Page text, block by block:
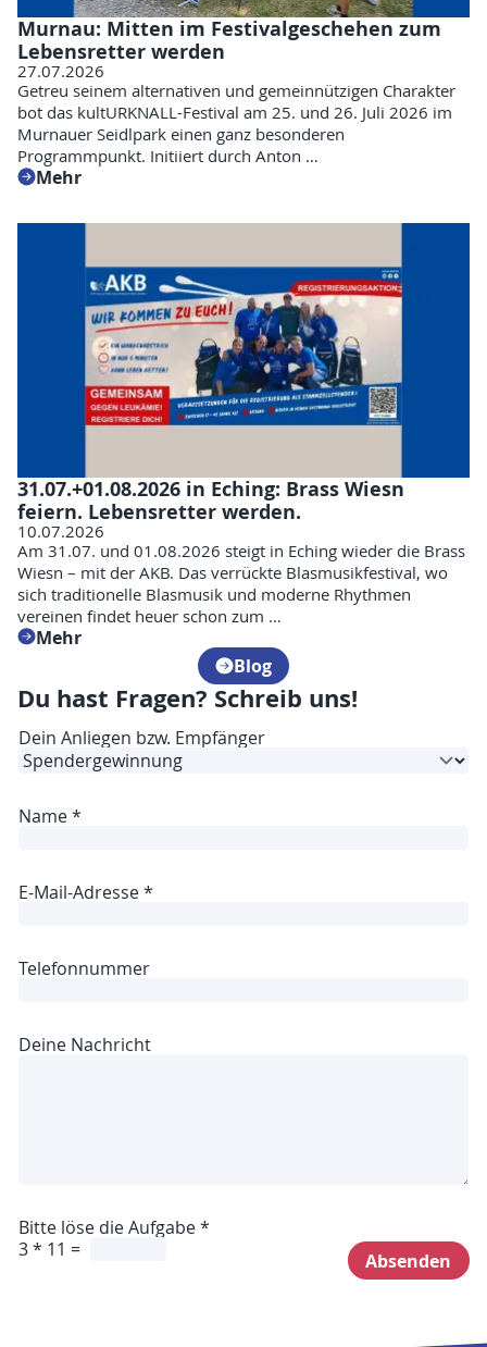
Murnau: Mitten im Festivalgeschehen zum
Lebensretter werden
27.07.2026
Getreu seinem alternativen und gemeinnützigen Charakter
bot das kultURKNALL-Festival am 25. und 26. Juli 2026 im
Murnauer Seidlpark einen ganz besonderen
Programmpunkt. Initiiert durch Anton …
Mehr
31.07.+01.08.2026 in Eching: Brass Wiesn
feiern. Lebensretter werden.
10.07.2026
Am 31.07. und 01.08.2026 steigt in Eching wieder die Brass
Wiesn – mit der AKB. Das verrückte Blasmusikfestival, wo
sich traditionelle Blasmusik und moderne Rhythmen
vereinen findet heuer schon zum …
Mehr
Blog
Du hast Fragen? Schreib uns!
i
t
A
a
B
i
e
Dein Anliegen bzw. Empfänger
Name*
E-Mail-Adresse*
Telefonnummer
Deine Nachricht
Bitte löse die Aufgabe*
3 * 11 = Absenden